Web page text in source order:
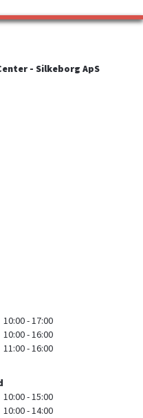
- Silkeborg ApS
10:00 - 17:00
10:00 - 16:00
11:00 - 16:00
10:00 - 15:00
10:00 - 14:00